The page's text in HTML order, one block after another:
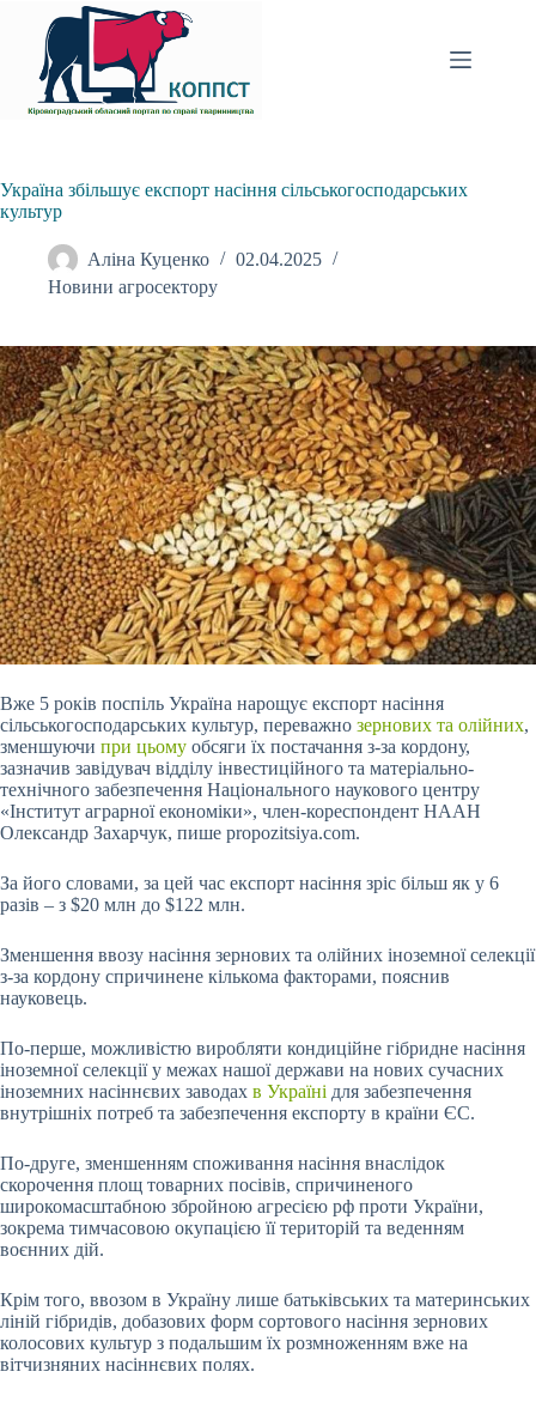
вмісту
Україна збільшує експорт насіння сільськогосподарських
культур
Аліна Куценко
02.04.2025
Новини агросектору
Вже 5 років поспіль Україна нарощує експорт насіння
сільськогосподарських культур, переважно зернових та олійних,
зменшуючи при цьому обсяги їх постачання з-за кордону,
зазначив завідувач відділу інвестиційного та матеріально-
технічного забезпечення Національного наукового центру
«Інститут аграрної економіки», член-кореспондент НААН
Олександр Захарчук, пише propozitsiya.com.
За його словами, за цей час експорт насіння зріс більш як у 6
разів – з $20 млн до $122 млн.
Зменшення ввозу насіння зернових та олійних іноземної селекції
з-за кордону спричинене кількома факторами, пояснив
науковець.
По-перше, можливістю виробляти кондиційне гібридне насіння
іноземної селекції у межах нашої держави на нових сучасних
іноземних насіннєвих заводах в Україні для забезпечення
внутрішніх потреб та забезпечення експорту в країни ЄС.
По-друге, зменшенням споживання насіння внаслідок
скорочення площ товарних посівів, спричиненого
широкомасштабною збройною агресією рф проти України,
зокрема тимчасовою окупацією її територій та веденням
воєнних дій.
Крім того, ввозом в Україну лише батьківських та материнських
ліній гібридів, добазових форм сортового насіння зернових
колосових культур з подальшим їх розмноженням вже на
вітчизняних насіннєвих полях.